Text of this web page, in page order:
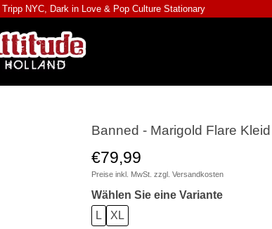
Tripp NYC, Dark in Love & Pop Culture Stationary
Banned - Marigold Flare
€79,99
Preise inkl. MwSt. zzgl. Versandkosten
Wählen Sie eine Variante
L
XL